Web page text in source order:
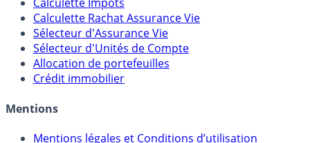
Calculateur d'intérêts
Calculette Impôts
Calculette Rachat Assurance Vie
Sélecteur d'Assurance Vie
Sélecteur d'Unités de Compte
Allocation de portefeuilles